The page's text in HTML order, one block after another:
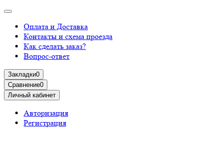
Оплата и Доставка
Контакты и схема проезда
Как сделать заказ?
Вопрос-ответ
Закладки0
Сравнение0
Личный кабинет
Авторизация
Регистрация